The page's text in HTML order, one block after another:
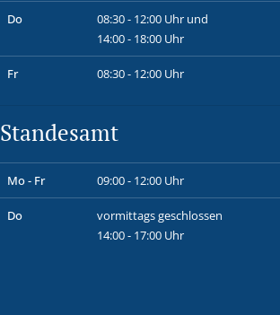
Do
08:30 - 12:00 Uhr und
14:00 - 18:00 Uhr
Fr 08:30 - 12:00 Uhr
Standesamt
Mo - Fr 09:00 - 12:00 Uhr
Do
vormittags geschlossen
14:00 - 17:00 Uhr